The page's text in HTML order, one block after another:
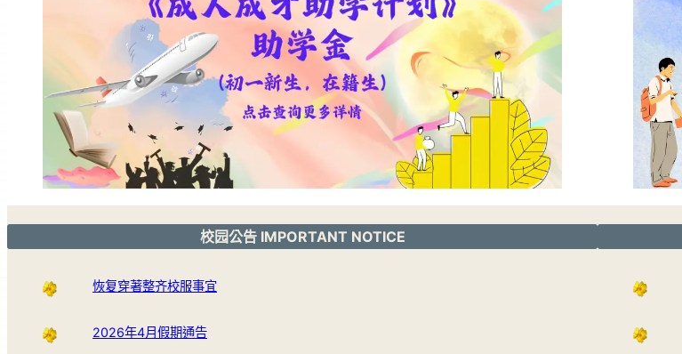
校园公告 IMPORTANT NOTICE
恢复穿著整齐校服事宜
2026年4月假期通告